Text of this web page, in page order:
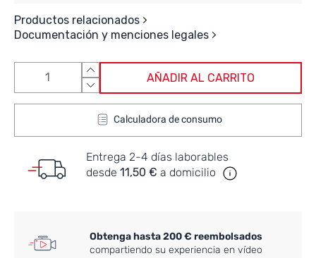
Productos relacionados
Documentación y menciones legales
AÑADIR AL CARRITO
Calculadora de consumo
Entrega 2-4 días laborables
desde 11,50 € a domicilio
Obtenga hasta 200 € reembolsados
compartiendo su experiencia en vídeo